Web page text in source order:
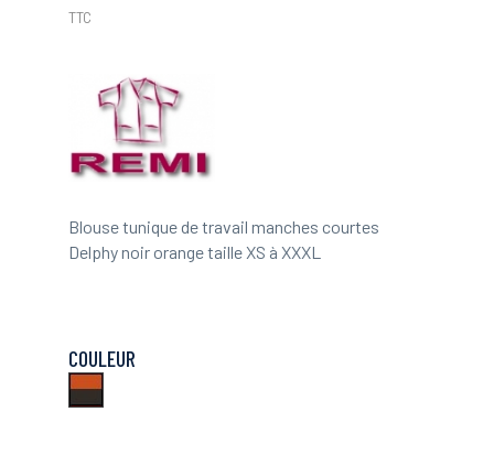
TTC
Blouse tunique de travail manches courtes
Delphy noir orange taille XS à XXXL
COULEUR
Noir
Orange